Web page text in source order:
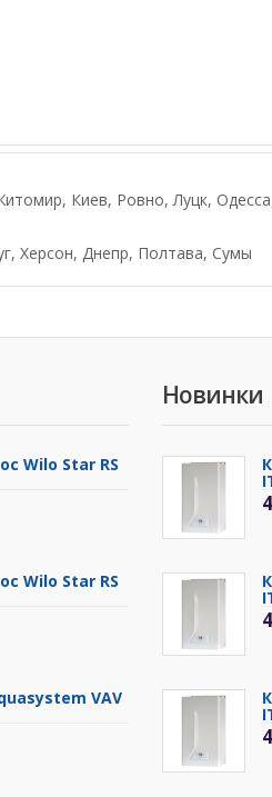
Киев, Ровно, Луцк,
Херсон, Днепр, Полтава, Сумы
Wilo Star RS
Wilo Star RS
VAV
Новинки